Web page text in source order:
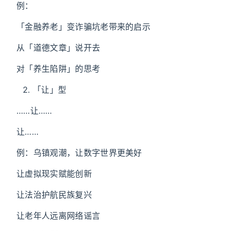
例：
「金融养老」变诈骗坑老带来的启示
从「道德文章」说开去
对「养生陷阱」的思考
「让」型
……让……
让……
例：乌镇观潮，让数字世界更美好
让虚拟现实赋能创新
让法治护航民族复兴
让老年人远离网络谣言